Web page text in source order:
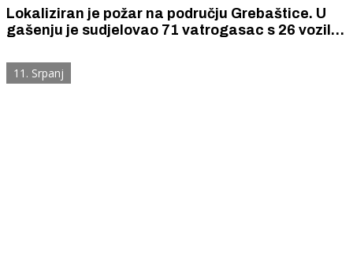
Lokaliziran je požar na području Grebaštice. U
gašenju je sudjelovao 71 vatrogasac s 26 vozila i
11. Srpanj